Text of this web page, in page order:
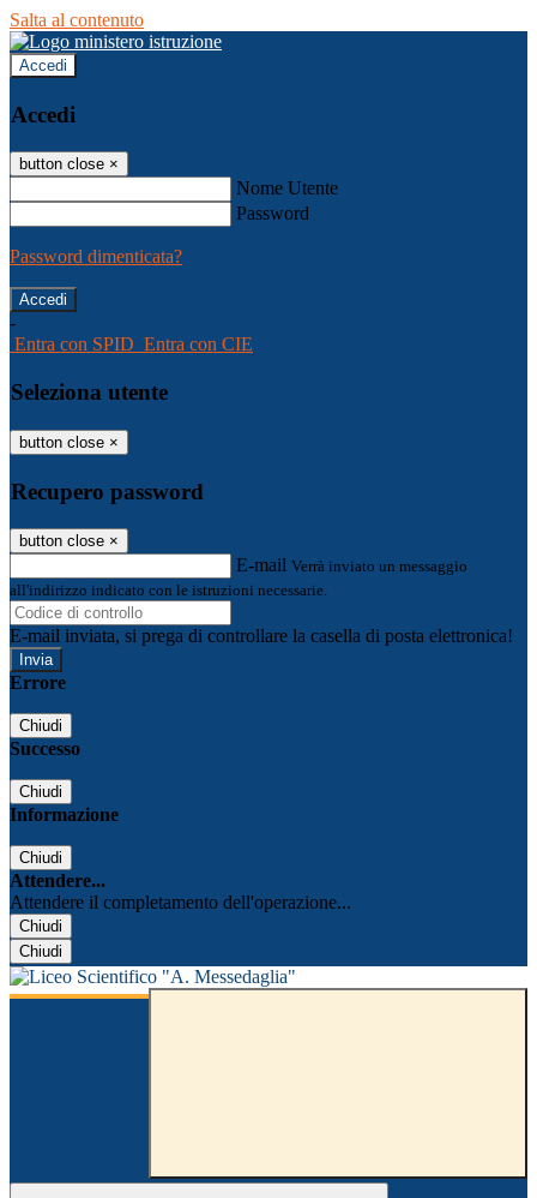
Salta al contenuto
Accedi
Accedi
button close ×
Nome Utente
Password
Password dimenticata?
-
Entra con SPID Entra con CIE
Seleziona utente
button close ×
Recupero password
button close ×
E-mail Verrà inviato un messaggio
all'indirizzo indicato con le istruzioni necessarie.
E-mail inviata, si prega di controllare la casella di posta elettronica!
Errore
Chiudi
Successo
Chiudi
Informazione
Chiudi
Attendere...
Attendere il completamento dell'operazione...
Chiudi
Chiudi